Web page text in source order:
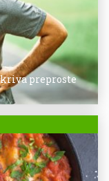
preproste